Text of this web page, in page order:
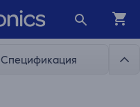
Спецификация